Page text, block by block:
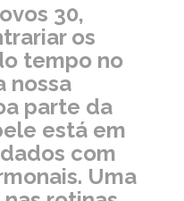
30,
os
tempo no
nossa
parte da
está em
com
Uma